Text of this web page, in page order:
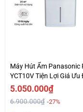
Máy Hút Ẩm Panasonic
YCT10V Tiện Lợi Giá Ưu
5.050.000₫
6.900.000₫ -27%